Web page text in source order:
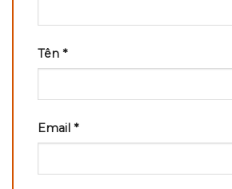
Tên *
Email *